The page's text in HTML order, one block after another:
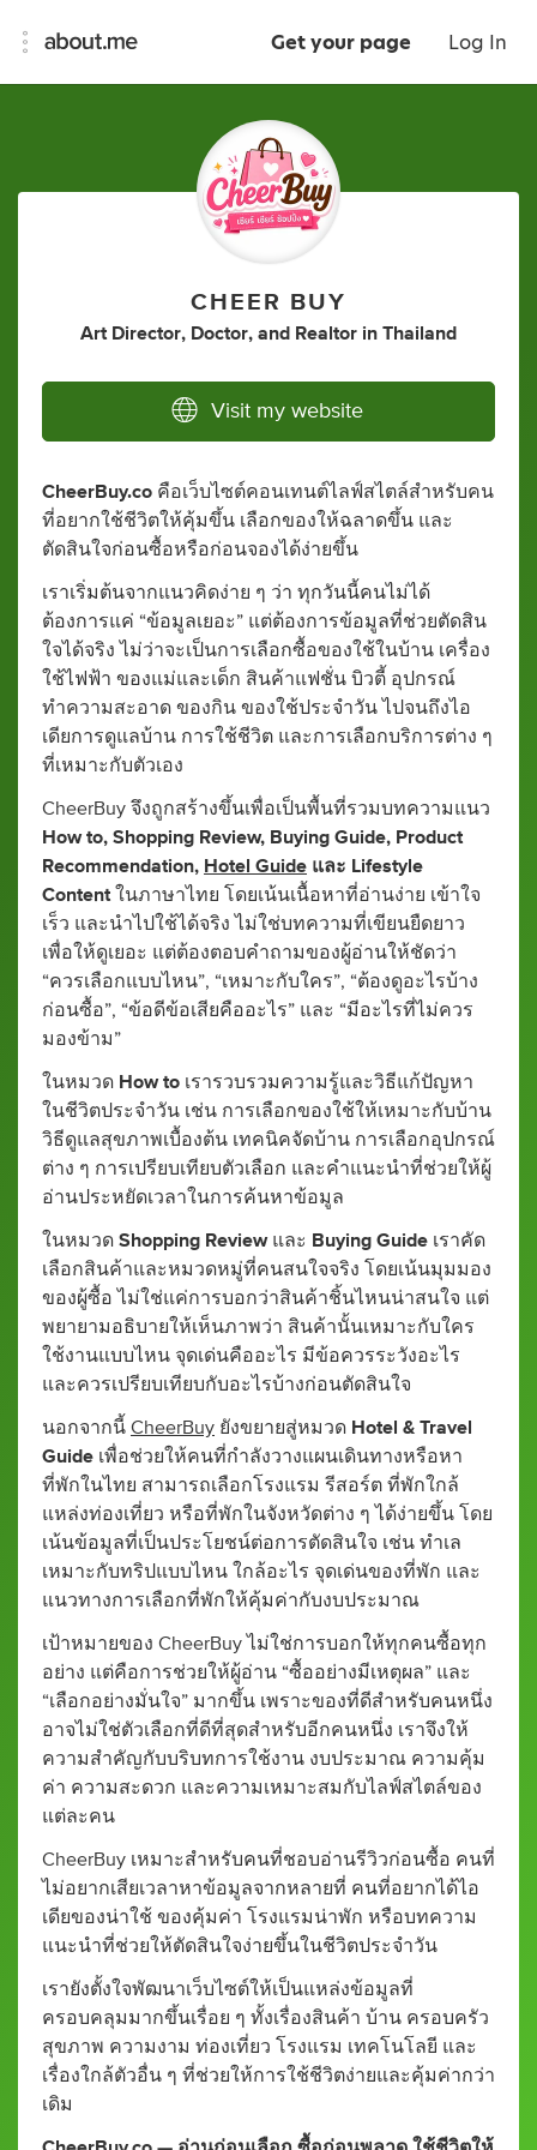
Get your page Log In
CHEER BUY
Art Director, Doctor, and Realtor in Thailand
Visit my website
CheerBuy.co คือเว็บไซต์คอนเทนต์ไลฟ์สไตล์สำหรับคน
ที่อยากใช้ชีวิตให้คุ้มขึ้น เลือกของให้ฉลาดขึ้น และ
ตัดสินใจก่อนซื้อหรือก่อนจองได้ง่ายขึ้น
เราเริ่มต้นจากแนวคิดง่าย ๆ ว่า ทุกวันนี้คนไม่ได้
ต้องการแค่ “ข้อมูลเยอะ” แต่ต้องการข้อมูลที่ช่วยตัดสิน
ใจได้จริง ไม่ว่าจะเป็นการเลือกซื้อของใช้ในบ้าน เครื่อง
ใช้ไฟฟ้า ของแม่และเด็ก สินค้าแฟชั่น บิวตี้ อุปกรณ์
ทำความสะอาด ของกิน ของใช้ประจำวัน ไปจนถึงไอ
เดียการดูแลบ้าน การใช้ชีวิต และการเลือกบริการต่าง ๆ
ที่เหมาะกับตัวเอง
CheerBuy จึงถูกสร้างขึ้นเพื่อเป็นพื้นที่รวมบทความแนว
How to, Shopping Review, Buying Guide, Product
Recommendation, Hotel Guide และ Lifestyle
Content ในภาษาไทย โดยเน้นเนื้อหาที่อ่านง่าย เข้าใจ
เร็ว และนำไปใช้ได้จริง ไม่ใช่บทความที่เขียนยืดยาว
เพื่อให้ดูเยอะ แต่ต้องตอบคำถามของผู้อ่านให้ชัดว่า
“ควรเลือกแบบไหน”, “เหมาะกับใคร”, “ต้องดูอะไรบ้าง
ก่อนซื้อ”, “ข้อดีข้อเสียคืออะไร” และ “มีอะไรที่ไม่ควร
มองข้าม”
ในหมวด How to เรารวบรวมความรู้และวิธีแก้ปัญหา
ในชีวิตประจำวัน เช่น การเลือกของใช้ให้เหมาะกับบ้าน
วิธีดูแลสุขภาพเบื้องต้น เทคนิคจัดบ้าน การเลือกอุปกรณ์
ต่าง ๆ การเปรียบเทียบตัวเลือก และคำแนะนำที่ช่วยให้ผู้
อ่านประหยัดเวลาในการค้นหาข้อมูล
ในหมวด Shopping Reviewและ Buying Guide เราคัด
เลือกสินค้าและหมวดหมู่ที่คนสนใจจริง โดยเน้นมุมมอง
ของผู้ซื้อ ไม่ใช่แค่การบอกว่าสินค้าชิ้นไหนน่าสนใจ แต่
พยายามอธิบายให้เห็นภาพว่า สินค้านั้นเหมาะกับใคร
ใช้งานแบบไหน จุดเด่นคืออะไร มีข้อควรระวังอะไร
และควรเปรียบเทียบกับอะไรบ้างก่อนตัดสินใจ
นอกจากนี้ CheerBuy ยังขยายสู่หมวด Hotel & Travel
Guide เพื่อช่วยให้คนที่กำลังวางแผนเดินทางหรือหา
ที่พักในไทย สามารถเลือกโรงแรม รีสอร์ต ที่พักใกล้
แหล่งท่องเที่ยว หรือที่พักในจังหวัดต่าง ๆ ได้ง่ายขึ้น โดย
เน้นข้อมูลที่เป็นประโยชน์ต่อการตัดสินใจ เช่น ทำเล
เหมาะกับทริปแบบไหน ใกล้อะไร จุดเด่นของที่พัก และ
แนวทางการเลือกที่พักให้คุ้มค่ากับงบประมาณ
เป้าหมายของ CheerBuy ไม่ใช่การบอกให้ทุกคนซื้อทุก
อย่าง แต่คือการช่วยให้ผู้อ่าน “ซื้ออย่างมีเหตุผล” และ
“เลือกอย่างมั่นใจ” มากขึ้น เพราะของที่ดีสำหรับคนหนึ่ง
อาจไม่ใช่ตัวเลือกที่ดีที่สุดสำหรับอีกคนหนึ่ง เราจึงให้
ความสำคัญกับบริบทการใช้งาน งบประมาณ ความคุ้ม
ค่า ความสะดวก และความเหมาะสมกับไลฟ์สไตล์ของ
แต่ละคน
CheerBuy เหมาะสำหรับคนที่ชอบอ่านรีวิวก่อนซื้อ คนที่
ไม่อยากเสียเวลาหาข้อมูลจากหลายที่ คนที่อยากได้ไอ
เดียของน่าใช้ ของคุ้มค่า โรงแรมน่าพัก หรือบทความ
แนะนำที่ช่วยให้ตัดสินใจง่ายขึ้นในชีวิตประจำวัน
เรายังตั้งใจพัฒนาเว็บไซต์ให้เป็นแหล่งข้อมูลที่
ครอบคลุมมากขึ้นเรื่อย ๆ ทั้งเรื่องสินค้า บ้าน ครอบครัว
สุขภาพ ความงาม ท่องเที่ยว โรงแรม เทคโนโลยี และ
เรื่องใกล้ตัวอื่น ๆ ที่ช่วยให้การใช้ชีวิตง่ายและคุ้มค่ากว่า
เดิม